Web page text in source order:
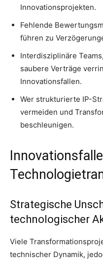
Innovationsprojekten.
Fehlende
führen zu
Interdisziplinäre
saubere Verträge
Innovationsfallen.
Wer strukturierte IP-
vermeiden und
beschleunigen.
Strategische
technologischer
Viele
technischer Dynamik,